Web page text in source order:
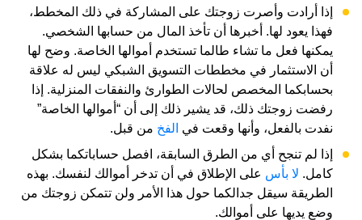
إذا أرادت وأصرت زوجتك على المشاركة في ذلك المخطط،
فهذا يعود لها. أخبرها أن تأخذ المال من حسابها الشخصي.
يمكنها فعل ما تشاء طالما تستخدم أموالها الخاصة. وضح لها
أن الاستثمار في مخططات التسويق الشبكي ليس له علاقة
بحسابكما المخصص لحالات الطوارئ والنفقات المنزلية. إذا
رفضت زوجتك ذلك، قد يشير ذلك إلى أن “أموالها الخاصة”
نفدت بالفعل، وأنها وقعت في الفخ من قبل.
إذا لم تنجح أي من الطرق السابقة، افصل حساباتكما بشكل
كامل. لا بأس على الإطلاق في أن تدخر أموالك لنفسك. بهذه
الطريقة سيقل جدالكما حول هذا الأمر ولن تتمكن زوجتك من
وضع يديها على أموالك.